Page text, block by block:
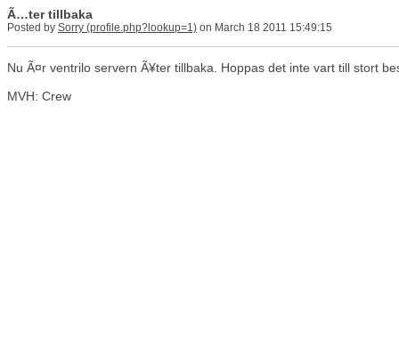
Ã…ter tillbaka
Posted by Sorry on March 18 2011 15:49:15
Nu Ã¤r ventrilo servern Ã¥ter tillbaka. Hoppas det inte vart till stort
MVH: Crew